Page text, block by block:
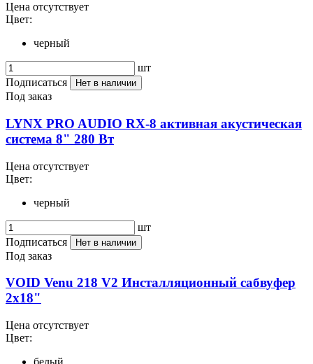
Цена отсутствует
Цвет:
черный
шт
Подписаться
Нет в наличии
Под заказ
LYNX PRO AUDIO RX-8 активная акустическая
система 8" 280 Вт
Цена отсутствует
Цвет:
черный
шт
Подписаться
Нет в наличии
Под заказ
VOID Venu 218 V2 Инсталляционный сабвуфер
2x18"
Цена отсутствует
Цвет:
белый